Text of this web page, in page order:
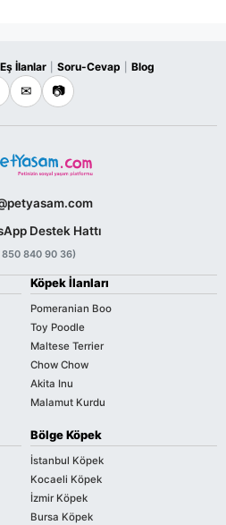
Eş İlanlar Soru-Cevap Blog
✉ 📷
Destek Hattı
850 840 90 36)
Köpek İlanları
Pomeranian Boo
Toy Poodle
Maltese Terrier
Chow Chow
Akita Inu
Malamut Kurdu
Bölge Köpek
İstanbul Köpek
Kocaeli Köpek
İzmir Köpek
Bursa Köpek